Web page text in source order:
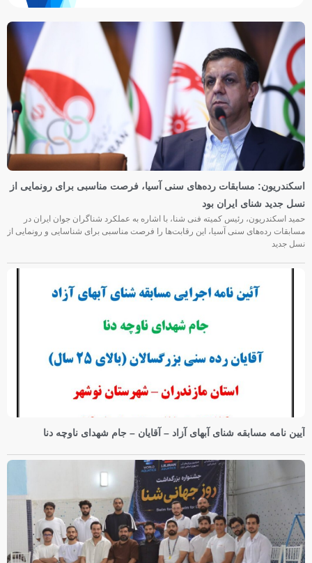
اسکندریون: مسابقات رده‌های سنی آسیا، فرصت مناسبی برای رونمایی از
نسل جدید شنای ایران بود
حمید اسکندریون، رئیس کمیته فنی شنا، با اشاره به عملکرد شناگران جوان ایران در
مسابقات رده‌های سنی آسیا، این رقابت‌ها را فرصت مناسبی برای شناسایی و رونمایی از
نسل جدید
آیین نامه مسابقه شنای آبهای آزاد – آقایان – جام شهدای ناوچه دنا